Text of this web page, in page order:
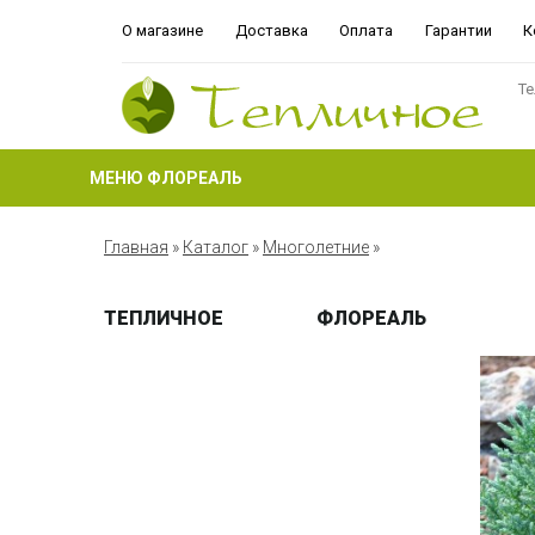
О магазине Доставка Оплата Гарантии
МЕНЮ ФЛОРЕАЛЬ
Главная » Каталог » Многолетние »
ТЕПЛИЧНОЕ ФЛОРЕАЛЬ